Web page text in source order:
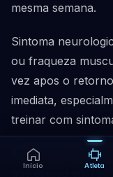
mesma semana.
Sintoma
ou fraqueza
vez apos o
imediata,
treinar com
Perda de
Início Atleta